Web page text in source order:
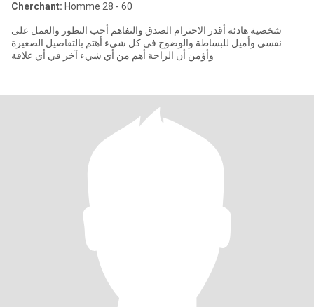
Cherchant: Homme 28 - 60
شخصية هادئة أقدر الاحترام الصدق والتفاهم أحب التطور والعمل على
نفسي وأميل للبساطة والوضوح في كل شيء أهتم بالتفاصيل الصغيرة
وأؤمن أن الراحة أهم من أي شيء آخر في أي علاقة